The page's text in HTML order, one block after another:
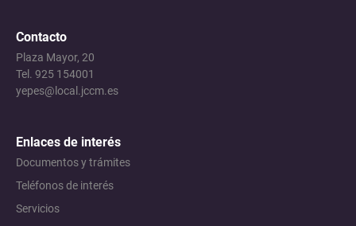
Contacto
Plaza Mayor, 20
Tel. 925 154001
yepes@local.jccm.es
Enlaces de interés
Documentos y trámites
Teléfonos de interés
Servicios